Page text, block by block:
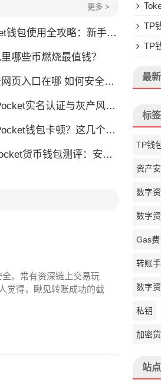
更多 >
使用全攻略：新手也能快速上手掌握
哪些币燃烧最值钱？
入口在哪 如何安全快速登陆平台
实名认证与灰产风险全解析
包卡顿？这几个方法帮你找回流畅体验
货币钱包测评：安全易用全攻略
。常有资深链上交易玩
觉得，瞅见转账成功的截
楚
析与
TP
安全
TP
最
标
TP钱
资产
数字
数字
Gas费
转账
数字
私钥
加密
站